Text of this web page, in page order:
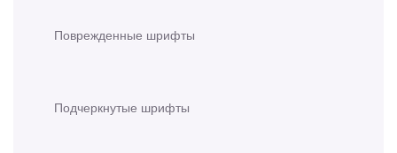
Поврежденные шрифты
Подчеркнутые шрифты